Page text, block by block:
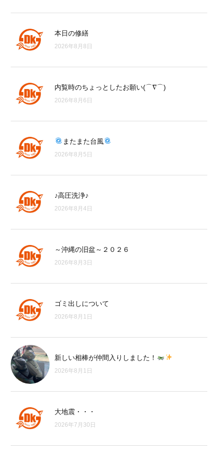
本日の修繕
2026年8月8日
内覧時のちょっとしたお願い(⌒∇⌒)
2026年8月6日
またまた台風
2026年8月5日
♪高圧洗浄♪
2026年8月4日
～沖縄の旧盆～２０２６
2026年8月3日
ゴミ出しについて
2026年8月1日
新しい相棒が仲間入りしました！
2026年8月1日
大地震・・・
2026年7月30日